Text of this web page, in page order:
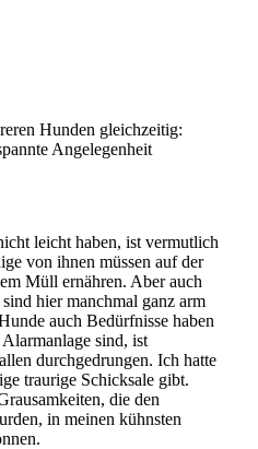
Hunden gleichzeitig:
Angelegenheit
leicht haben, ist vermutlich
von ihnen müssen auf der
Müll ernähren. Aber auch
hier manchmal ganz arm
auch Bedürfnisse haben
sind, ist
durchgedrungen. Ich hatte
traurige Schicksale gibt.
die den
in meinen kühnsten